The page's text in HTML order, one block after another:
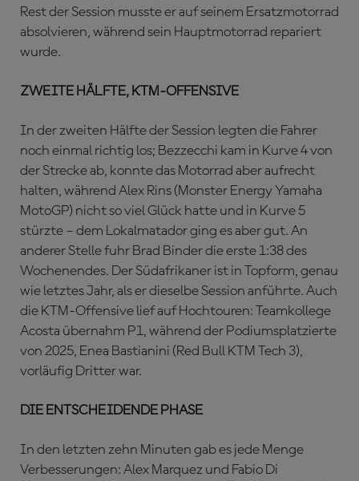
Rest der Session musste er auf seinem Ersatzmotorrad
absolvieren, während sein Hauptmotorrad repariert
wurde.
ZWEITE HÄLFTE, KTM-OFFENSIVE
In der zweiten Hälfte der Session legten die Fahrer
noch einmal richtig los; Bezzecchi kam in Kurve 4 von
der Strecke ab, konnte das Motorrad aber aufrecht
halten, während Alex Rins (Monster Energy Yamaha
MotoGP) nicht so viel Glück hatte und in Kurve 5
stürzte – dem Lokalmatador ging es aber gut. An
anderer Stelle fuhr Brad Binder die erste 1:38 des
Wochenendes. Der Südafrikaner ist in Topform, genau
wie letztes Jahr, als er dieselbe Session anführte. Auch
die KTM-Offensive lief auf Hochtouren: Teamkollege
Acosta übernahm P1, während der Podiumsplatzierte
von 2025, Enea Bastianini (Red Bull KTM Tech 3),
vorläufig Dritter war.
DIE ENTSCHEIDENDE PHASE
In den letzten zehn Minuten gab es jede Menge
Verbesserungen: Alex Marquez und Fabio Di